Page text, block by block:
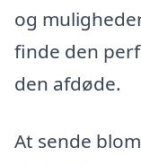
og
finde den
den afdøde.
At sende